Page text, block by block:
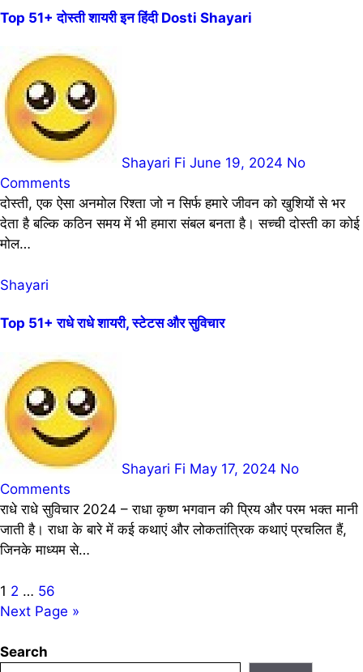
Top 51+ दोस्ती शायरी इन हिंदी Dosti Shayari
Shayari Fi June 19, 2024 No
Comments
दोस्ती, एक ऐसा अनमोल रिश्ता जो न सिर्फ हमारे जीवन को खुशियों से भर
देता है बल्कि कठिन समय में भी हमारा संबल बनता है। सच्ची दोस्ती का कोई
मोल…
Shayari
Top 51+ राधे राधे शायरी, स्टेटस और सुविचार
Shayari Fi May 17, 2024 No
Comments
राधे राधे सुविचार 2024 – राधा कृष्ण भगवान की प्रिय और परम भक्त मानी
जाती है। राधा के बारे में कई कथाएं और लोकतांत्रिक कथाएं प्रचलित हैं,
जिनके माध्यम से…
Posts
pagination
1 2 … 56
Next Page »
Search